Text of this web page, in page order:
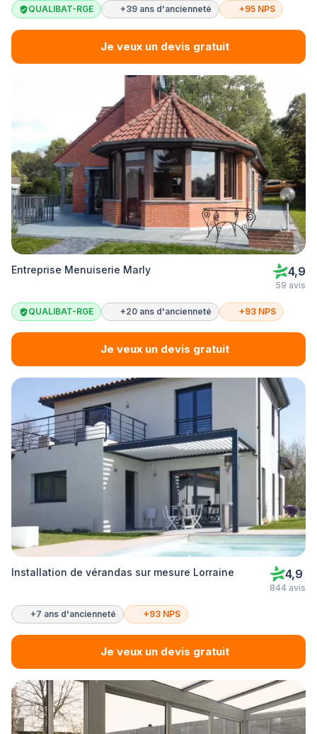
QUALIBAT-RGE +39 ans d'ancienneté +95 NPS
Je veux un devis gratuit
Entreprise Menuiserie Marly 4,9
59 avis
QUALIBAT-RGE +20 ans d'ancienneté +93 NPS
Je veux un devis gratuit
Installation de vérandas sur mesure Lorraine 4,9
844 avis
+7 ans d'ancienneté +93 NPS
Je veux un devis gratuit